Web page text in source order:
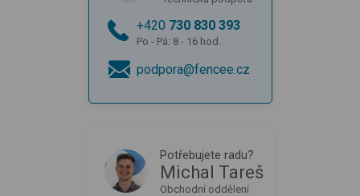
+420 730 830 393
Po - Pá: 8 - 16 hod.
podpora@fencee.cz
Potřebujete radu?
Michal Tareš
Obchodní oddělení